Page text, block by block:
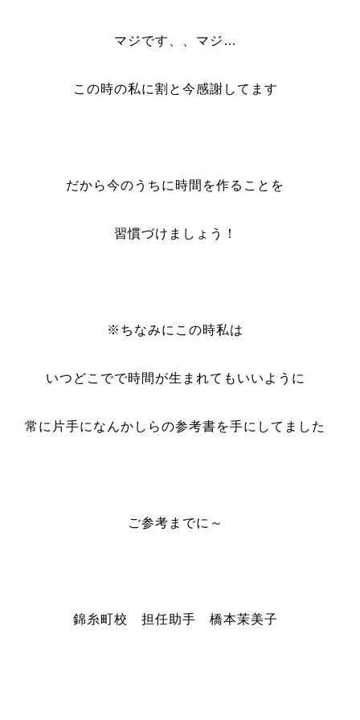
マジです、、マジ…
この時の私に割と今感謝してます
だから今のうちに時間を作ることを
習慣づけましょう！
※ちなみにこの時私は
いつどこでで時間が生まれてもいいように
常に片手になんかしらの参考書を手にしてました
ご参考までに～
錦糸町校 担任助手 橋本茉美子